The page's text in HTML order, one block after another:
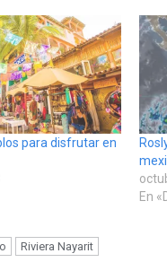
para disfrutar en
En
Riviera Nayarit